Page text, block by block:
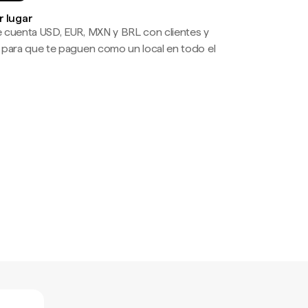
lugar
USD, EUR, MXN y BRL con clientes y
que te paguen como un local en todo el